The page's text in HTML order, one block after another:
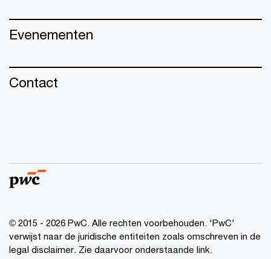
Evenementen
Contact
© 2015 - 2026 PwC. Alle rechten voorbehouden. 'PwC'
verwijst naar de juridische entiteiten zoals omschreven in de
legal disclaimer. Zie daarvoor onderstaande link.